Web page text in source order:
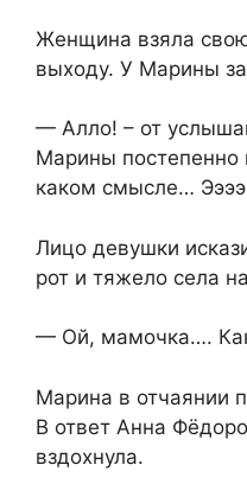
Женщина взяла
выходу. У Марины
— Алло! – от
Марины постепенно
каком смысле…
Лицо девушки
рот и тяжело села
— Ой, мамочка….
Марина в отчаянии
В ответ Анна
вздохнула.